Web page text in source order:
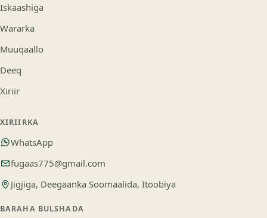
Iskaashiga
Wararka
Muuqaallo
Deeq
Xiriir
XIRIIRKA
WhatsApp
fugaas775@gmail.com
Jigjiga, Deegaanka Soomaalida, Itoobiya
BARAHA BULSHADA